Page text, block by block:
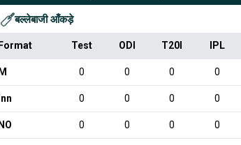
बल्लेबाजी आँकड़े
Format Test ODI T20I IPL
M 0 0 0 0
Inn 0 0 0 0
NO 0 0 0 0